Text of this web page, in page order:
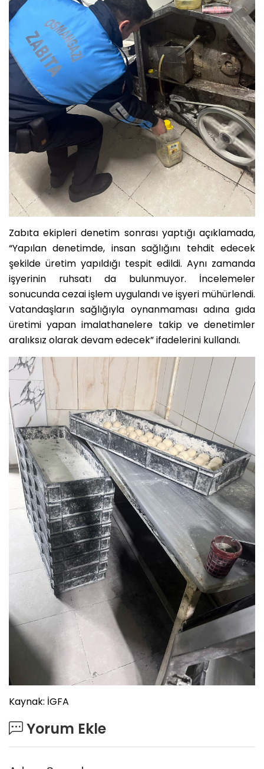
Zabıta ekipleri denetim sonrası yaptığı açıklamada,
“Yapılan denetimde, insan sağlığını tehdit edecek
şekilde üretim yapıldığı tespit edildi. Aynı zamanda
işyerinin ruhsatı da bulunmuyor. İncelemeler
sonucunda cezai işlem uygulandı ve işyeri mühürlendi.
Vatandaşların sağlığıyla oynanmaması adına gıda
üretimi yapan imalathanelere takip ve denetimler
aralıksız olarak devam edecek” ifadelerini kullandı.
Kaynak: İGFA
Yorum Ekle